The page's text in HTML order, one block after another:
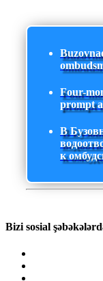
Four-
prompt
В
к
Bizi sosial